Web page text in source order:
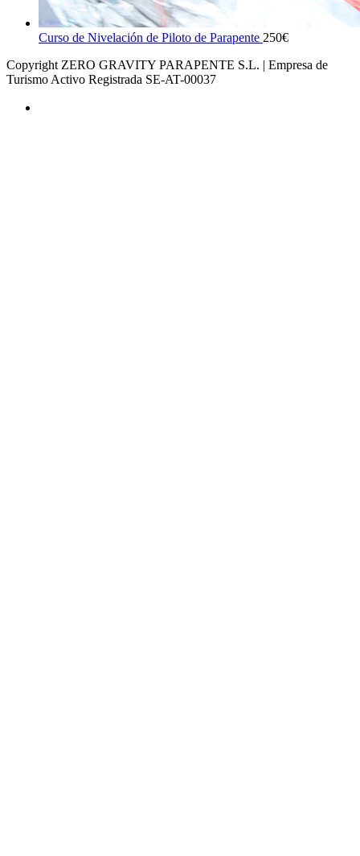
Curso de Nivelación de Piloto de Parapente 250€
Copyright ZERO GRAVITY PARAPENTE S.L. | Empresa de
Turismo Activo Registrada SE-AT-00037